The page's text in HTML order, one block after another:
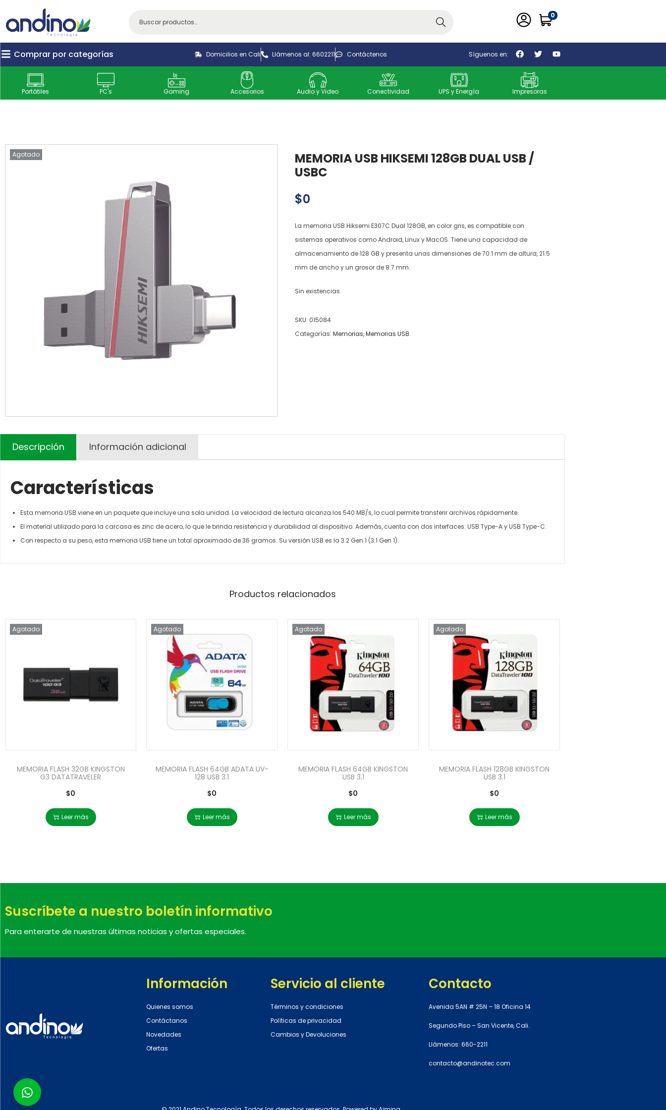
Buscar
0
Comprar por categorías Domicilios en Cali Llámenos al: 6602211 Contáctenos Síguenos en:
Portátiles PC's Gaming Accesorios Audio y Video Conectividad UPS y Energía Impresoras
Agotado
MEMORIA USB HIKSEMI 128GB DUAL USB /
USBC
$0
La memoria USB Hiksemi E307C Dual 128GB, en color gris, es compatible con
sistemas operativos como Android, Linux y MacOS. Tiene una capacidad de
almacenamiento de 128 GB y presenta unas dimensiones de 70.1 mm de altura, 21.5
mm de ancho y un grosor de 8.7 mm.
Sin existencias
SKU: 015084
Categorías: Memorias,Memorias USB
Descripción Información adicional
Características
Esta memoria USB viene en un paquete que incluye una sola unidad. La velocidad de lectura alcanza los 540 MB/s, lo cual permite transferir archivos rápidamente.
El material utilizado para la carcasa es zinc de acero, lo que le brinda resistencia y durabilidad al dispositivo. Además, cuenta con dos interfaces: USB Type-A y USB Type-C.
Con respecto a su peso, esta memoria USB tiene un total aproximado de 36 gramos. Su versión USB es la 3.2 Gen 1 (3.1 Gen 1).
Productos relacionados
Agotado
MEMORIA FLASH 32GB KINGSTON
G3 DATATRAVELER
$0
Leer más
Agotado
MEMORIA FLASH 64GB ADATA UV-
128 USB 3.1
$0
Leer más
Agotado
MEMORIA FLASH 64GB KINGSTON
USB 3.1
$0
Leer más
Agotado
MEMORIA FLASH 128GB KINGSTON
USB 3.1
$0
Leer más
Suscríbete a nuestro boletín informativo
Para enterarte de nuestras últimas noticias y ofertas especiales.
Información
Quienes somos
Contáctanos
Novedades
Ofertas
Servicio al cliente
Términos y condiciones
Políticas de privacidad
Cambios y Devoluciones
Contacto
Avenida 5AN # 25N – 18 Oficina 14
Segundo Piso – San Vicente, Cali.
Llámenos: 660-2211
contacto@andinotec.com